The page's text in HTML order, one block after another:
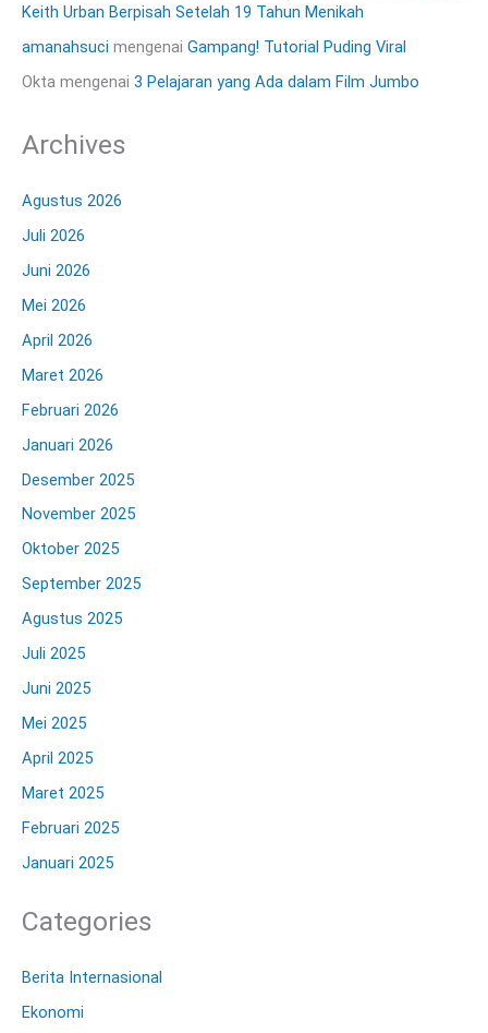
Keith Urban Berpisah Setelah 19 Tahun Menikah
amanahsuci mengenai Gampang! Tutorial Puding Viral
Okta mengenai 3 Pelajaran yang Ada dalam Film Jumbo
Archives
Agustus 2026
Juli 2026
Juni 2026
Mei 2026
April 2026
Maret 2026
Februari 2026
Januari 2026
Desember 2025
November 2025
Oktober 2025
September 2025
Agustus 2025
Juli 2025
Juni 2025
Mei 2025
April 2025
Maret 2025
Februari 2025
Januari 2025
Categories
Berita Internasional
Ekonomi